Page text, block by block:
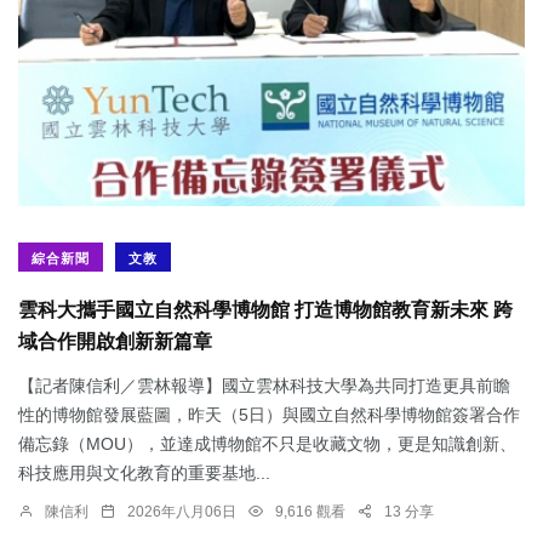
綜合新聞 文教
雲科大攜手國立自然科學博物館 打造博物館教育新未來 跨
域合作開啟創新新篇章
【記者陳信利／雲林報導】國立雲林科技大學為共同打造更具前瞻
性的博物館發展藍圖，昨天（5日）與國立自然科學博物館簽署合作
備忘錄（MOU），並達成博物館不只是收藏文物，更是知識創新、
科技應用與文化教育的重要基地...
陳信利 2026年八月06日 9,616 觀看 13 分享